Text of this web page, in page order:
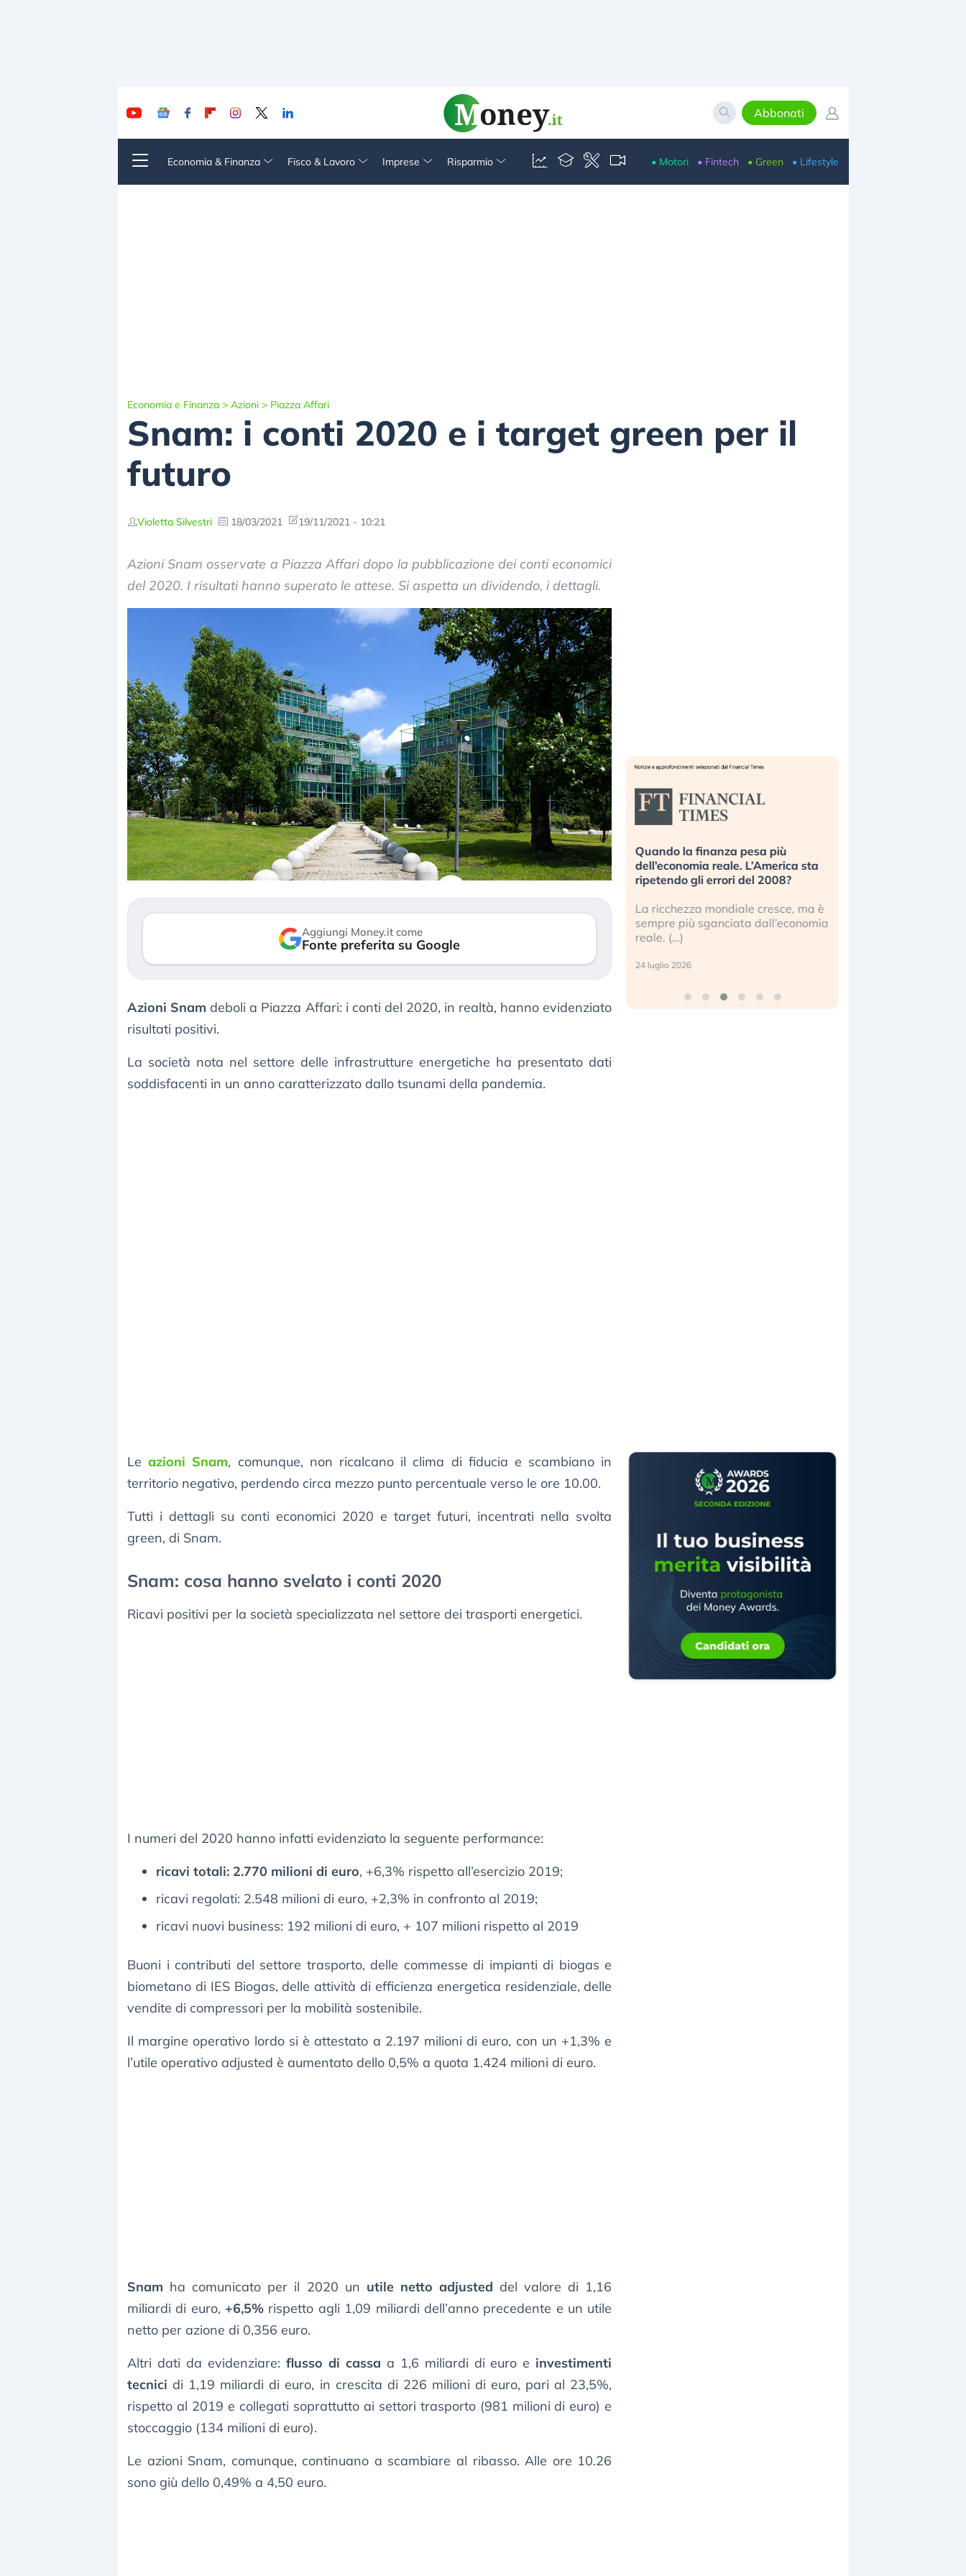
Abbonati
Economia & Finanza Fisco & Lavoro Imprese Risparmio • Motori • Fintech • Green • Lifestyle
Economia e Finanza > Azioni > Piazza Affari
Snam: i conti 2020 e i target green per il
futuro
Violetta Silvestri 18/03/2021 19/11/2021 - 10:21
Azioni Snam osservate a Piazza Affari dopo la pubblicazione dei conti economici
del 2020. I risultati hanno superato le attese. Si aspetta un dividendo, i dettagli.
Aggiungi Money.it come
Fonte preferita su Google
Azioni Snam deboli a Piazza Affari: i conti del 2020, in realtà, hanno evidenziato
risultati positivi.
La società nota nel settore delle infrastrutture energetiche ha presentato dati
soddisfacenti in un anno caratterizzato dallo tsunami della pandemia.
Leazioni Snam, comunque, non ricalcano il clima di fiducia e scambiano in
territorio negativo, perdendo circa mezzo punto percentuale verso le ore 10.00.
Tutti i dettagli su conti economici 2020 e target futuri, incentrati nella svolta
green, di Snam.
Snam: cosa hanno svelato i conti 2020
Ricavi positivi per la società specializzata nel settore dei trasporti energetici.
I numeri del 2020 hanno infatti evidenziato la seguente performance:
ricavi totali: 2.770 milioni di euro, +6,3% rispetto all’esercizio 2019;
ricavi regolati: 2.548 milioni di euro, +2,3% in confronto al 2019;
ricavi nuovi business: 192 milioni di euro, + 107 milioni rispetto al 2019
Buoni i contributi del settore trasporto, delle commesse di impianti di biogas e
biometano di IES Biogas, delle attività di efficienza energetica residenziale, delle
vendite di compressori per la mobilità sostenibile.
Il margine operativo lordo si è attestato a 2.197 milioni di euro, con un +1,3% e
l’utile operativo adjusted è aumentato dello 0,5% a quota 1.424 milioni di euro.
Snam ha comunicato per il 2020 un utile netto adjusted del valore di 1,16
miliardi di euro, +6,5% rispetto agli 1,09 miliardi dell’anno precedente e un utile
netto per azione di 0,356 euro.
Altri dati da evidenziare: flusso di cassa a 1,6 miliardi di euro e investimenti
tecnici di 1,19 miliardi di euro, in crescita di 226 milioni di euro, pari al 23,5%,
rispetto al 2019 e collegati soprattutto ai settori trasporto (981 milioni di euro) e
stoccaggio (134 milioni di euro).
Le azioni Snam, comunque, continuano a scambiare al ribasso. Alle ore 10.26
sono giù dello 0,49% a 4,50 euro.
Dalle valutazioni estreme alla
correzione. Cosa sta guidando il
repricing degli asset?
3 agosto 2026
«La mia vita è rovinata». Investitori
in preda al panico dopo lo scoppio
della bolla AI
Kospi, mentre gli investitori retail (…)
30 luglio 2026
Quando la finanza pesa più
dell’economia reale. L’America sta
ripetendo gli errori del 2008?
La ricchezza mondiale cresce, ma è
sempre più sganciata dall’economia
reale. (…)
24 luglio 2026